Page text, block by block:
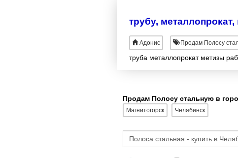
трубу,
Адонис Продам Полосу
труба металлопрокат метизы
Продам Полосу стальную в
Магнитогорск Челябинск